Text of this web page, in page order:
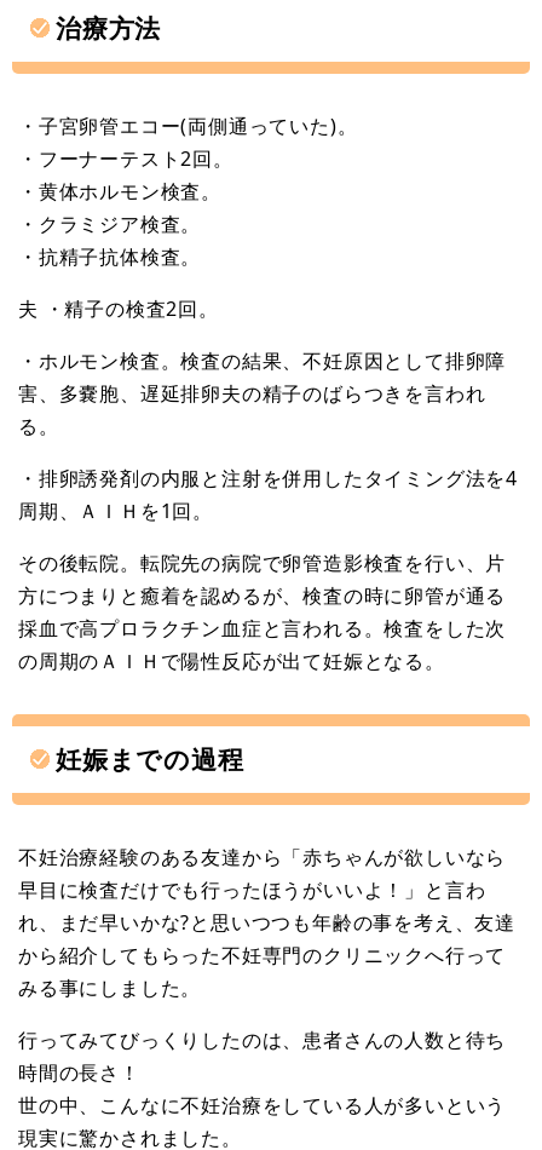
治療方法
・子宮卵管エコー(両側通っていた)。
・フーナーテスト2回。
・黄体ホルモン検査。
・クラミジア検査。
・抗精子抗体検査。
夫 ・精子の検査2回。
・ホルモン検査。検査の結果、不妊原因として排卵障
害、多嚢胞、遅延排卵夫の精子のばらつきを言われ
る。
・排卵誘発剤の内服と注射を併用したタイミング法を4
周期、ＡＩＨを1回。
その後転院。転院先の病院で卵管造影検査を行い、片
方につまりと癒着を認めるが、検査の時に卵管が通る
採血で高プロラクチン血症と言われる。検査をした次
の周期のＡＩＨで陽性反応が出て妊娠となる。
妊娠までの過程
不妊治療経験のある友達から「赤ちゃんが欲しいなら
早目に検査だけでも行ったほうがいいよ！」と言わ
れ、まだ早いかな?と思いつつも年齢の事を考え、友達
から紹介してもらった不妊専門のクリニックへ行って
みる事にしました。
行ってみてびっくりしたのは、患者さんの人数と待ち
時間の長さ！
世の中、こんなに不妊治療をしている人が多いという
現実に驚かされました。